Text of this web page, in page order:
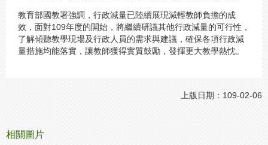
教育部國教署強調，行政減量已陸續展現減輕教師負擔的成
效，面對109年度的開始，將繼續研議其他行政減量的可行性，
了解傾聽教學現場及行政人員的需求與建議，確保各項行政減
量措施均能落實，讓教師獲得實質鼓勵，發揮更大教學熱忱。
上版日期：109-02-06
相關圖片